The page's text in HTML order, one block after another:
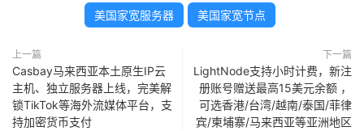
美国家宽服务器 美国家宽节点
上一篇
Casbay马来西亚本土原生IP云
主机、独立服务器上线，完美解
锁TikTok等海外流媒体平台，支
持加密货币支付
下一篇
LightNode支持小时计费，新注
册账号赠送最高15美元余额 ，
可选香港/台湾/越南/泰国/菲律
宾/柬埔寨/马来西亚等亚洲地区